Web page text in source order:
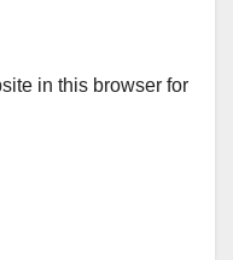
in this browser for